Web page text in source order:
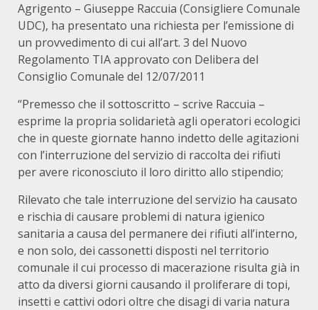
Agrigento – Giuseppe Raccuia (Consigliere Comunale
UDC), ha presentato una richiesta per l’emissione di
un provvedimento di cui all’art. 3 del Nuovo
Regolamento TIA approvato con Delibera del
Consiglio Comunale del 12/07/2011
“Premesso che il sottoscritto – scrive Raccuia –
esprime la propria solidarietà agli operatori ecologici
che in queste giornate hanno indetto delle agitazioni
con l’interruzione del servizio di raccolta dei rifiuti
per avere riconosciuto il loro diritto allo stipendio;
Rilevato che tale interruzione del servizio ha causato
e rischia di causare problemi di natura igienico
sanitaria a causa del permanere dei rifiuti all’interno,
e non solo, dei cassonetti disposti nel territorio
comunale il cui processo di macerazione risulta già in
atto da diversi giorni causando il proliferare di topi,
insetti e cattivi odori oltre che disagi di varia natura